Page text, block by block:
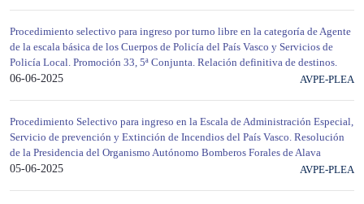
Procedimiento selectivo para ingreso por turno libre en la categoría de Agente
de la escala básica de los Cuerpos de Policía del País Vasco y Servicios de
Policía Local. Promoción 33, 5ª Conjunta. Relación definitiva de destinos.
06-06-2025
AVPE-PLEA
Procedimiento Selectivo para ingreso en la Escala de Administración Especial,
Servicio de prevención y Extinción de Incendios del País Vasco. Resolución
de la Presidencia del Organismo Autónomo Bomberos Forales de Alava
05-06-2025
AVPE-PLEA